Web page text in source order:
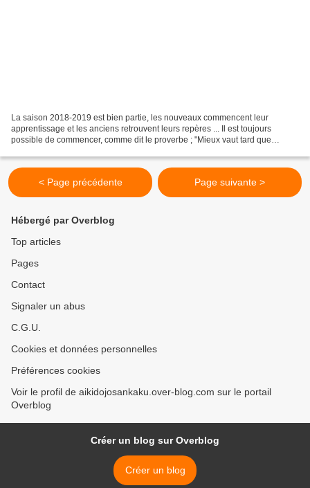
La saison 2018-2019 est bien partie, les nouveaux commencent leur
apprentissage et les anciens retrouvent leurs repères ... Il est toujours
possible de commencer, comme dit le proverbe ; "Mieux vaut tard que
< Page précédente Page suivante >
Hébergé par Overblog
Top articles
Pages
Contact
Signaler un abus
C.G.U.
Cookies et données personnelles
Préférences cookies
Voir le profil de aikidojosankaku.over-blog.com sur le portail
Overblog
Créer un blog sur Overblog
Créer un blog